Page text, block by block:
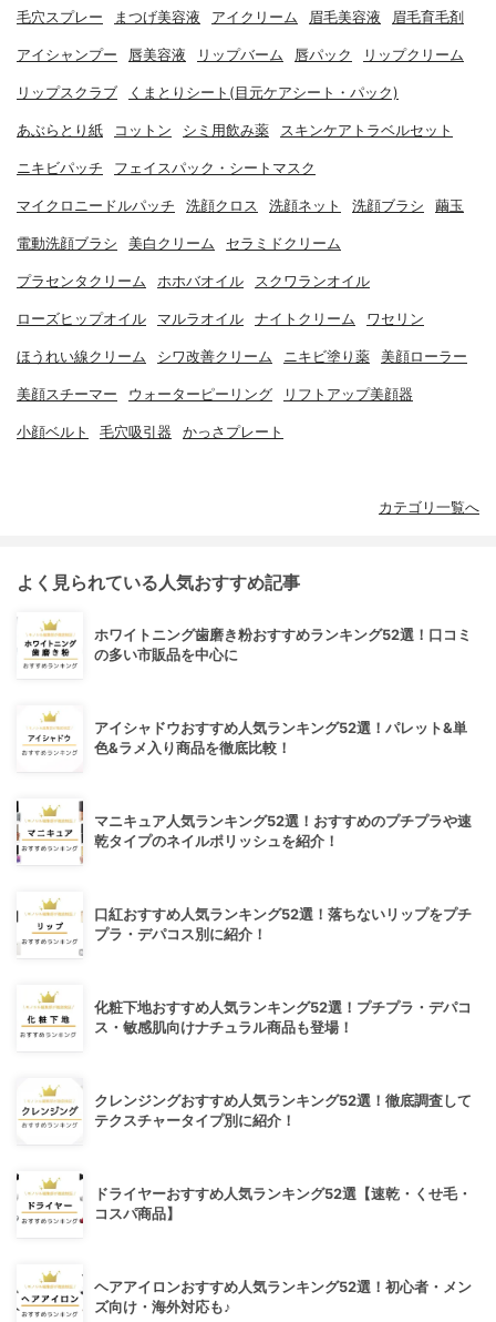
毛穴スプレー まつげ美容液 アイクリーム 眉毛美容液 眉毛育毛剤
アイシャンプー 唇美容液 リップバーム 唇パック リップクリーム
リップスクラブ くまとりシート(目元ケアシート・パック)
あぶらとり紙 コットン シミ用飲み薬 スキンケアトラベルセット
ニキビパッチ フェイスパック・シートマスク
マイクロニードルパッチ 洗顔クロス 洗顔ネット 洗顔ブラシ 繭玉
電動洗顔ブラシ 美白クリーム セラミドクリーム
プラセンタクリーム ホホバオイル スクワランオイル
ローズヒップオイル マルラオイル ナイトクリーム ワセリン
ほうれい線クリーム シワ改善クリーム ニキビ塗り薬 美顔ローラー
美顔スチーマー ウォーターピーリング リフトアップ美顔器
小顔ベルト 毛穴吸引器 かっさプレート
カテゴリ一覧へ
よく見られている人気おすすめ記事
ホワイトニング歯磨き粉おすすめランキング52選！口コミ
の多い市販品を中心に
アイシャドウおすすめ人気ランキング52選！パレット&単
色&ラメ入り商品を徹底比較！
マニキュア人気ランキング52選！おすすめのプチプラや速
乾タイプのネイルポリッシュを紹介！
口紅おすすめ人気ランキング52選！落ちないリップをプチ
プラ・デパコス別に紹介！
化粧下地おすすめ人気ランキング52選！プチプラ・デパコ
ス・敏感肌向けナチュラル商品も登場！
クレンジングおすすめ人気ランキング52選！徹底調査して
テクスチャータイプ別に紹介！
ドライヤーおすすめ人気ランキング52選【速乾・くせ毛・
コスパ商品】
ヘアアイロンおすすめ人気ランキング52選！初心者・メン
ズ向け・海外対応も♪